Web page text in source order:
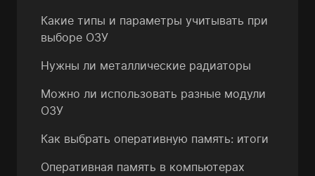
Какие типы и параметры учитывать при
выборе ОЗУ
Нужны ли металлические радиаторы
Можно ли использовать разные модули
ОЗУ
Как выбрать оперативную память: итоги
Оперативная память в компьютерах